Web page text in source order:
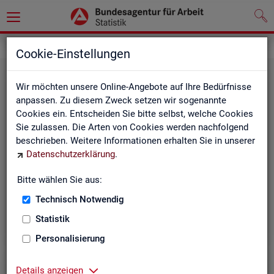
Cookie-Einstellungen
Wir möchten unsere Online-Angebote auf Ihre Bedürfnisse
anpassen. Zu diesem Zweck setzen wir sogenannte
Cookies ein. Entscheiden Sie bitte selbst, welche Cookies
Sie zulassen. Die Arten von Cookies werden nachfolgend
beschrieben. Weitere Informationen erhalten Sie in unserer
Datenschutzerklärung.
Bitte wählen Sie aus:
Technisch Notwendig
Statistik
Personalisierung
Details anzeigen
Me­tho­di­sche Hin­wei­se
Hintergrundinformationen und methodische Hinweise
zu den Fachstatistiken und weiteren Themen, z. B. zur